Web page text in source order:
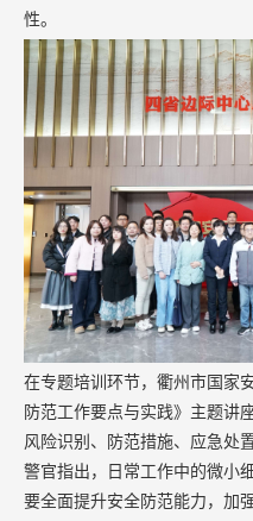
性。
在专题培训环节，衢州市国家
防范工作要点与实践》主题讲
风险识别、防范措施、应急处
警官指出，日常工作中的微小
要全面提升安全防范能力，加